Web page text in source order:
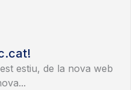
estiu, de la nova web